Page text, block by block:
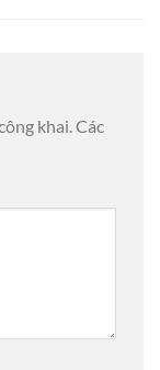
khai.Các